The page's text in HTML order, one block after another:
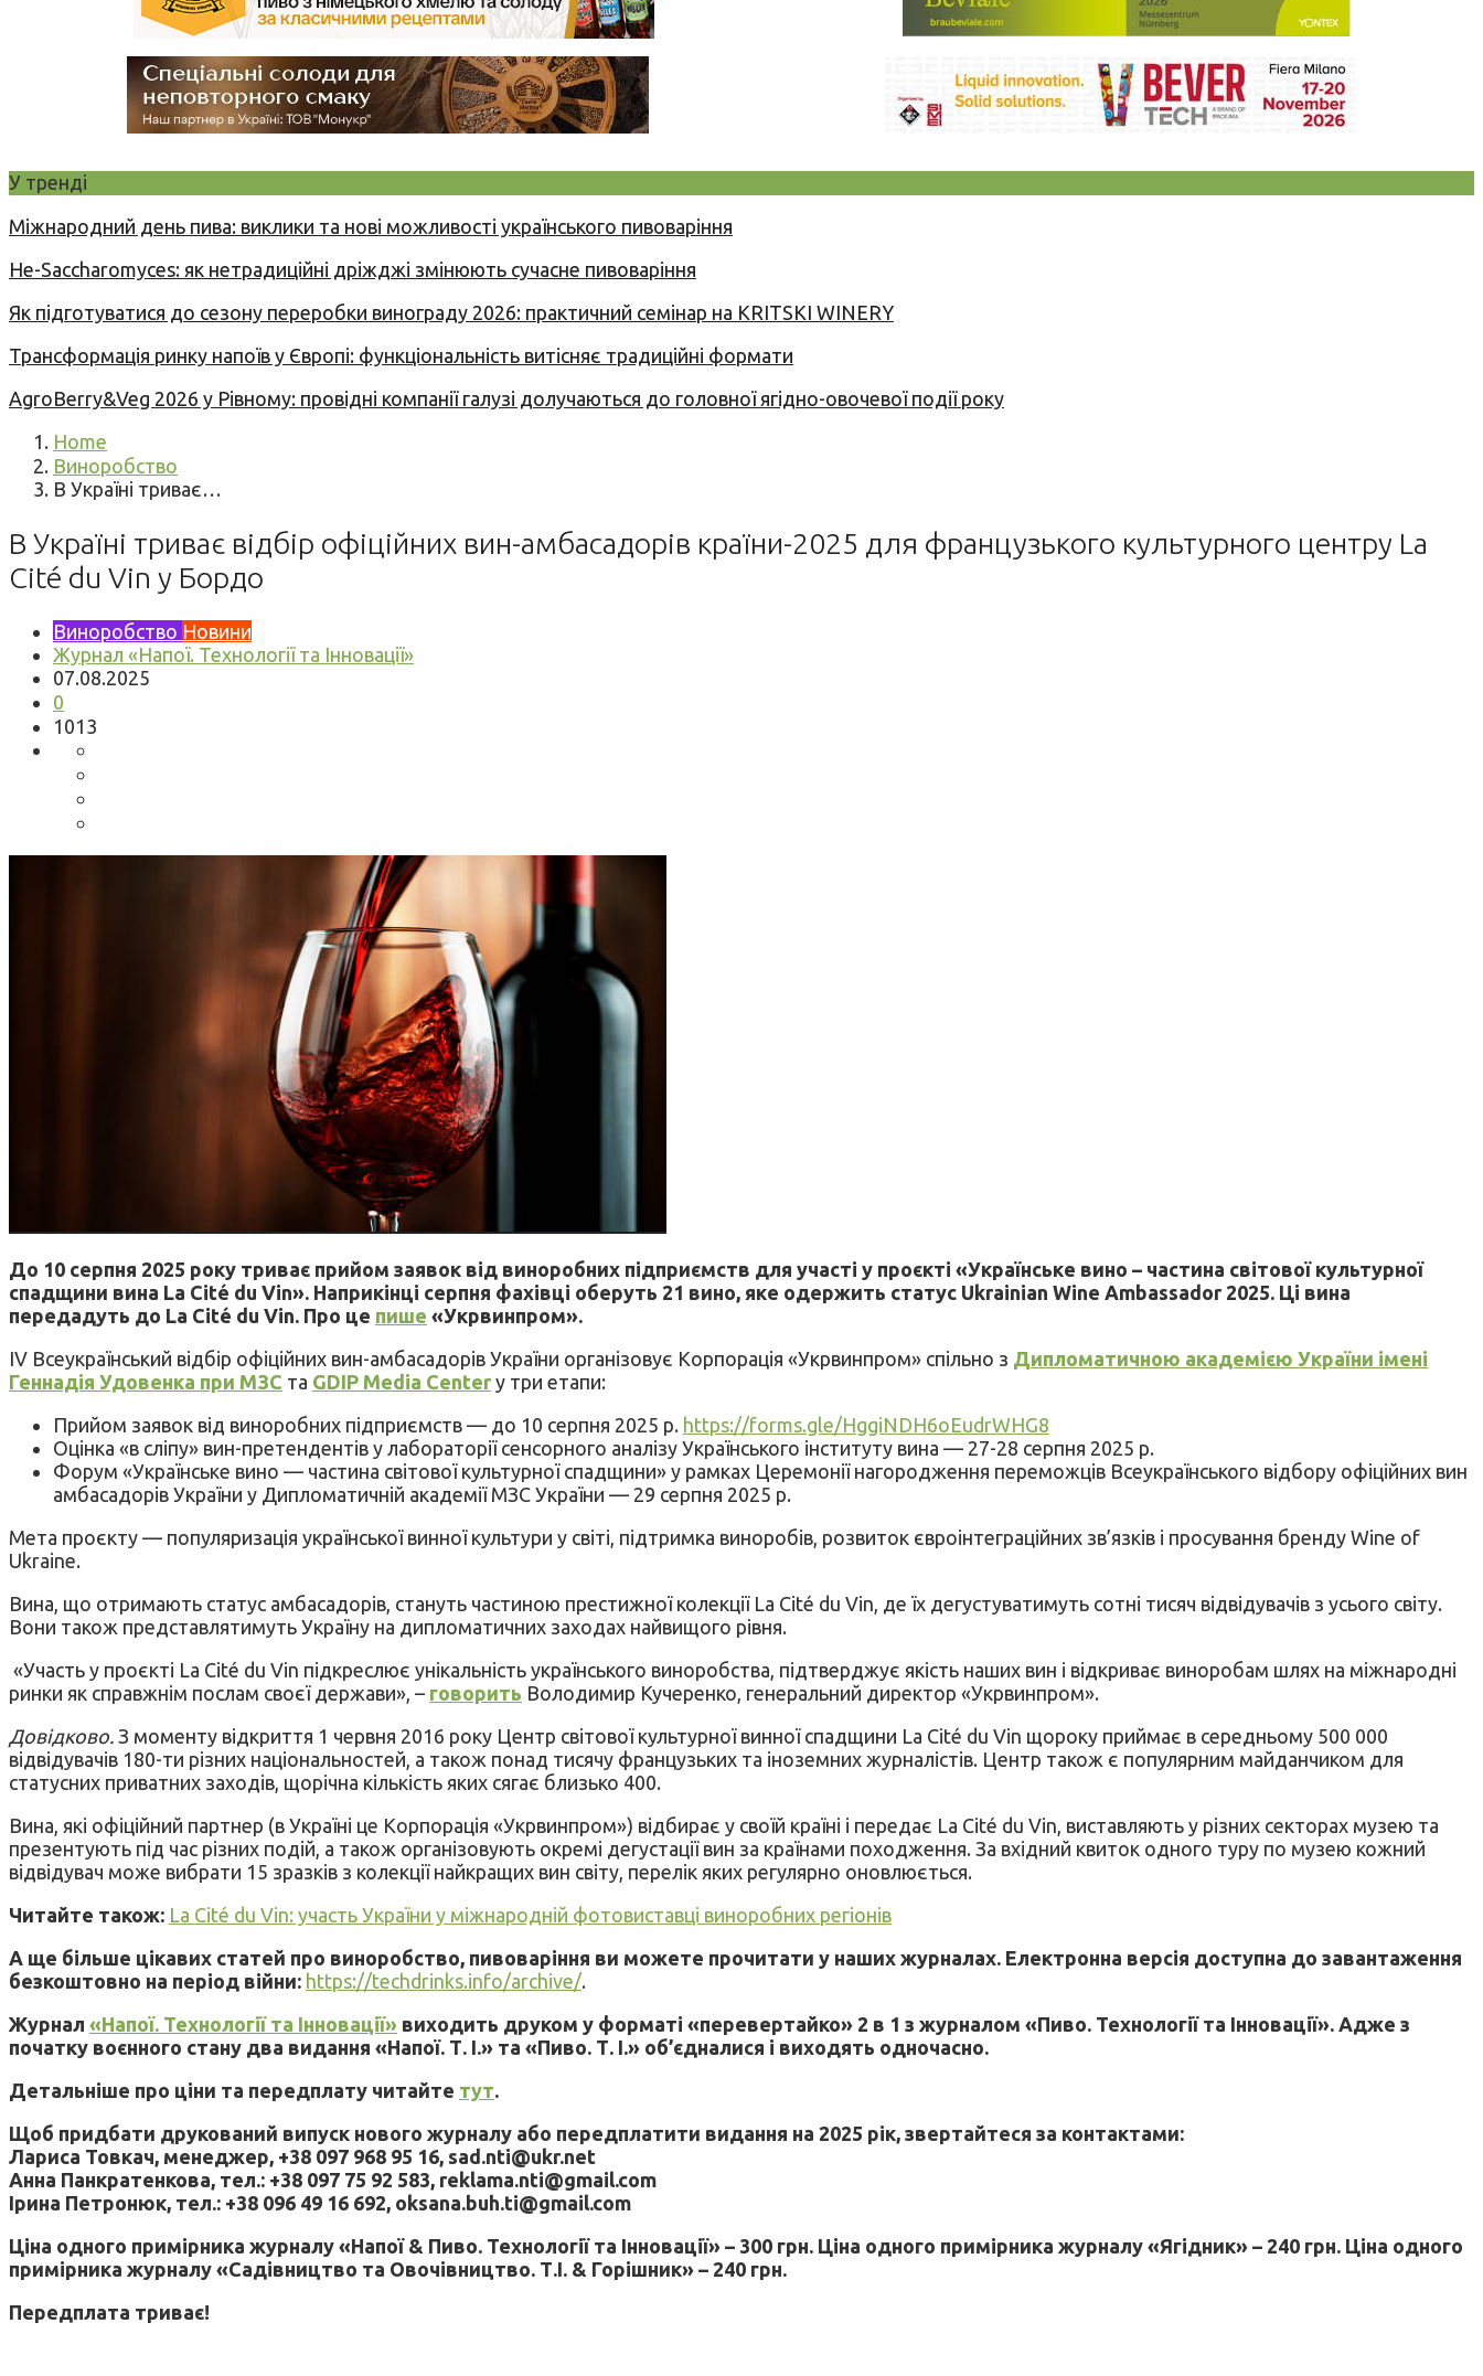
У тренді
Міжнародний день пива: виклики та нові можливості українського пивоваріння
Не-Saccharomyces: як нетрадиційні дріжджі змінюють сучасне пивоваріння
Як підготуватися до сезону переробки винограду 2026: практичний семінар на KRITSKI WINERY
Трансформація ринку напоїв у Європі: функціональність витісняє традиційні формати
AgroBerry&Veg 2026 у Рівному: провідні компанії галузі долучаються до головної ягідно-овочевої події року
Home
Виноробство
В Україні триває…
В Україні триває відбір офіційних вин-амбасадорів країни-2025 для французького культурного центру La
Cité du Vin у Бордо
Виноробство Новини
Журнал «Напої. Технології та Інновації»
07.08.2025
0
1013
До 10 серпня 2025 року триває прийом заявок від виноробних підприємств для участі у проєкті «Українське вино – частина світової культурної
спадщини вина La Cité du Vin». Наприкінці серпня фахівці оберуть 21 вино, яке одержить статус Ukrainian Wine Ambassador 2025. Ці вина
передадуть до La Cité du Vin. Про це пише «Укрвинпром».
ІV Всеукраїнський відбір офіційних вин-амбасадорів України організовує Корпорація «Укрвинпром» спільно з Дипломатичною академією України імені
Геннадія Удовенка при МЗС та GDIP Media Center у три етапи:
Прийом заявок від виноробних підприємств — до 10 серпня 2025 р. https://forms.gle/HggiNDH6oEudrWHG8
Оцінка «в сліпу» вин-претендентів у лабораторії сенсорного аналізу Українського інституту вина — 27-28 серпня 2025 р.
Форум «Українське вино — частина світової культурної спадщини» у рамках Церемонії нагородження переможців Всеукраїнського відбору офіційних вин
амбасадорів України у Дипломатичній академії МЗС України — 29 серпня 2025 р.
Мета проєкту — популяризація української винної культури у світі, підтримка виноробів, розвиток євроінтеграційних зв’язків і просування бренду Wine of
Ukraine.
Вина, що отримають статус амбасадорів, стануть частиною престижної колекції La Cité du Vin, де їх дегустуватимуть сотні тисяч відвідувачів з усього світу.
Вони також представлятимуть Україну на дипломатичних заходах найвищого рівня.
«Участь у проєкті La Cité du Vin підкреслює унікальність українського виноробства, підтверджує якість наших вин і відкриває виноробам шлях на міжнародні
ринки як справжнім послам своєї держави», – говорить Володимир Кучеренко, генеральний директор «Укрвинпром».
Довідково. З моменту відкриття 1 червня 2016 року Центр світової культурної винної спадщини La Cité du Vin щороку приймає в середньому 500 000
відвідувачів 180-ти різних національностей, а також понад тисячу французьких та іноземних журналістів. Центр також є популярним майданчиком для
статусних приватних заходів, щорічна кількість яких сягає близько 400.
Вина, які офіційний партнер (в Україні це Корпорація «Укрвинпром») відбирає у своїй країні і передає La Cité du Vin, виставляють у різних секторах музею та
презентують під час різних подій, а також організовують окремі дегустації вин за країнами походження. За вхідний квиток одного туру по музею кожний
відвідувач може вибрати 15 зразків з колекції найкращих вин світу, перелік яких регулярно оновлюється.
Читайте також: La Cité du Vin: участь України у міжнародній фотовиставці виноробних регіонів
А ще більше цікавих статей про виноробство, пивоваріння ви можете прочитати у наших журналах. Електронна версія доступна до завантаження
безкоштовно на період війни: https://techdrinks.info/archive/.
Журнал «Напої. Технології та Інновації» виходить друком у форматі «перевертайко» 2 в 1 з журналом «Пиво. Технології та Інновації». Адже з
початку воєнного стану два видання «Напої. Т. І.» та «Пиво. Т. І.» об’єдналися і виходять одночасно.
Детальніше про ціни та передплату читайте тут.
Щоб придбати друкований випуск нового журналу або передплатити видання на 2025 рік, звертайтеся за контактами:
Лариса Товкач, менеджер, +38 097 968 95 16, sad.nti@ukr.net
Анна Панкратенкова, тел.: +38 097 75 92 583, reklama.nti@gmail.com
Ірина Петронюк, тел.: +38 096 49 16 692, oksana.buh.ti@gmail.com
Ціна одного примірника журналу «Напої & Пиво. Технології та Інновації» – 300 грн. Ціна одного примірника журналу «Ягідник» – 240 грн. Ціна одного
примірника журналу «Садівництво та Овочівництво. Т.І. & Горішник» – 240 грн.
Передплата триває!